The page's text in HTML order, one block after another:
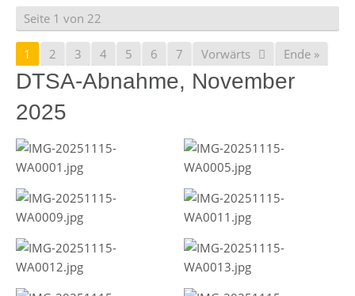
Seite 1 von 22
1 2 3 4 5 6 7 Vorwärts Ende »
DTSA-Abnahme, November
2025